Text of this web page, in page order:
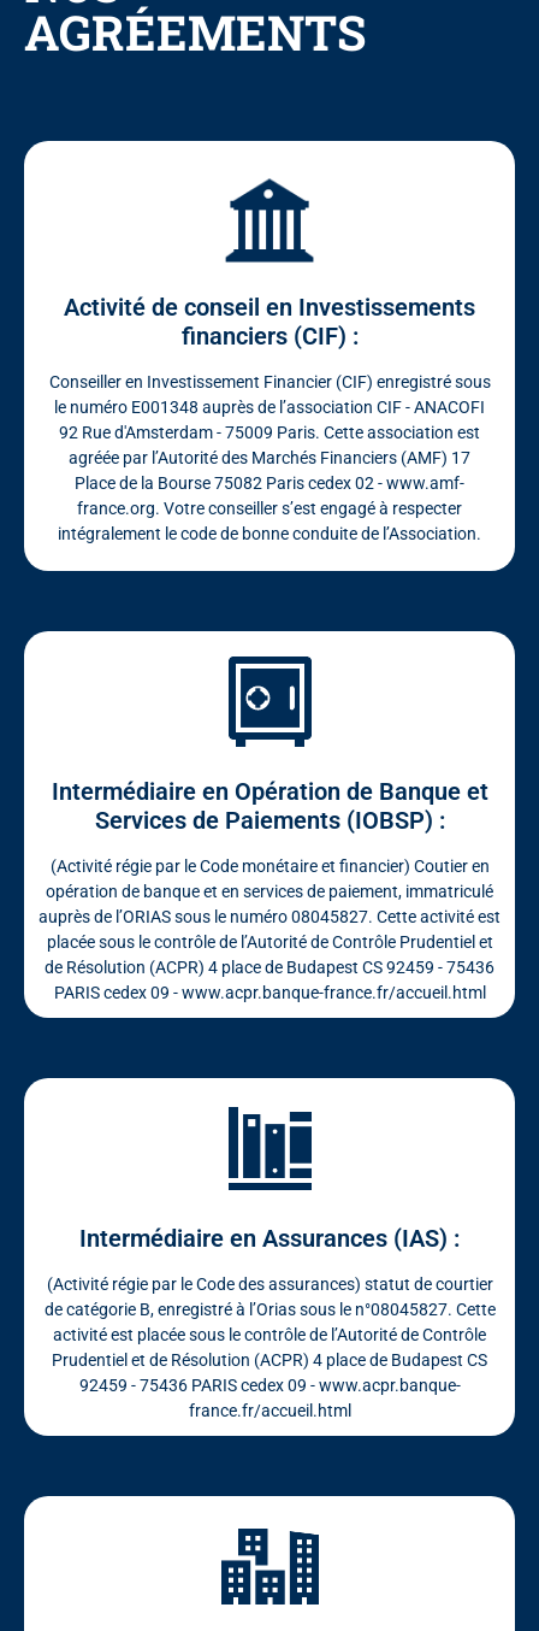
AGRÉEMENTS
Activité de conseil en Investissements
financiers (CIF) :
Conseiller en Investissement Financier (CIF) enregistré sous
le numéro E001348 auprès de l’association CIF - ANACOFI
92 Rue d'Amsterdam - 75009 Paris. Cette association est
agréée par l’Autorité des Marchés Financiers (AMF) 17
Place de la Bourse 75082 Paris cedex 02 - www.amf-
france.org. Votre conseiller s’est engagé à respecter
intégralement le code de bonne conduite de l’Association.
Intermédiaire en Opération de Banque et
Services de Paiements (IOBSP) :
(Activité régie par le Code monétaire et financier) Coutier en
opération de banque et en services de paiement, immatriculé
auprès de l’ORIAS sous le numéro 08045827. Cette activité est
placée sous le contrôle de l’Autorité de Contrôle Prudentiel et
de Résolution (ACPR) 4 place de Budapest CS 92459 - 75436
PARIS cedex 09 - www.acpr.banque-france.fr/accueil.html
Intermédiaire en Assurances (IAS) :
(Activité régie par le Code des assurances) statut de courtier
de catégorie B, enregistré à l’Orias sous le n°08045827. Cette
activité est placée sous le contrôle de l’Autorité de Contrôle
Prudentiel et de Résolution (ACPR) 4 place de Budapest CS
92459 - 75436 PARIS cedex 09 - www.acpr.banque-
france.fr/accueil.html